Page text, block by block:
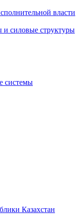
власти
и силовые структуры
системы
Казахстан